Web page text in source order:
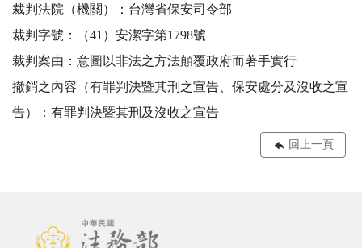
裁判法院（機關）：台灣省保安司令部
裁判字號：（41）安潔字第1798號
裁判案由：意圖以非法之方法顛覆政府而著手實行
撤銷之內容（有罪判決暨其刑之宣告、保安處分及沒收之宣
告）：有罪判決暨其刑及沒收之宣告
回上一頁